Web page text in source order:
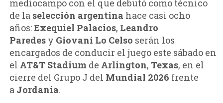
mediocampo con el que debutó como técnico
de la selección argentina hace casi ocho
años:Exequiel Palacios, Leandro
Paredesy Giovani Lo Celso serán los
encargados de conducir el juego este sábado en
el AT&T Stadium de Arlington, Texas, en el
cierre del Grupo J del Mundial 2026 frente
a Jordania.